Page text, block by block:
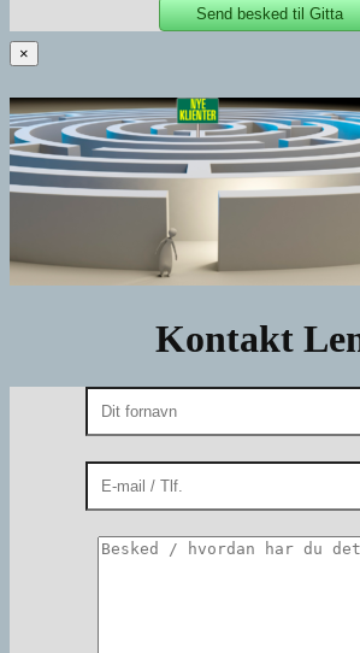
×
Kontakt